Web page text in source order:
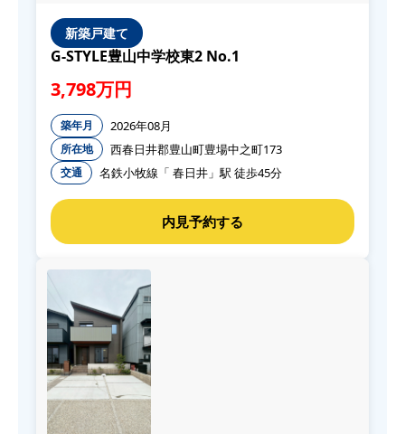
新築戸建て
G-STYLE豊山中学校東2 No.1
3,798万円
築年月 2026年08月
所在地 西春日井郡豊山町豊場中之町173
交通 名鉄小牧線「 春日井」駅 徒歩45分